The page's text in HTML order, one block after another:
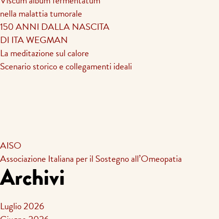
nella malattia tumorale
150 ANNI DALLA NASCITA
DI ITA WEGMAN
La meditazione sul calore
Scenario storico e collegamenti ideali
AISO
Associazione Italiana per il Sostegno all’Omeopatia
Archivi
Luglio 2026